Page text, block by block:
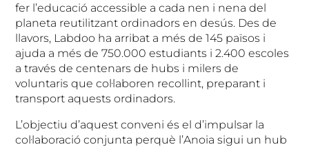
fer l’educació accessible a cada nen i nena del
planeta reutilitzant ordinadors en desús. Des de
llavors, Labdoo ha arribat a més de 145 països i
ajuda a més de 750.000 estudiants i 2.400 escoles
a través de centenars de hubs i milers de
voluntaris que col·laboren recollint, preparant i
transport aquests ordinadors.
L’objectiu d’aquest conveni és el d’impulsar la
col·laboració conjunta perquè l’Anoia sigui un hub